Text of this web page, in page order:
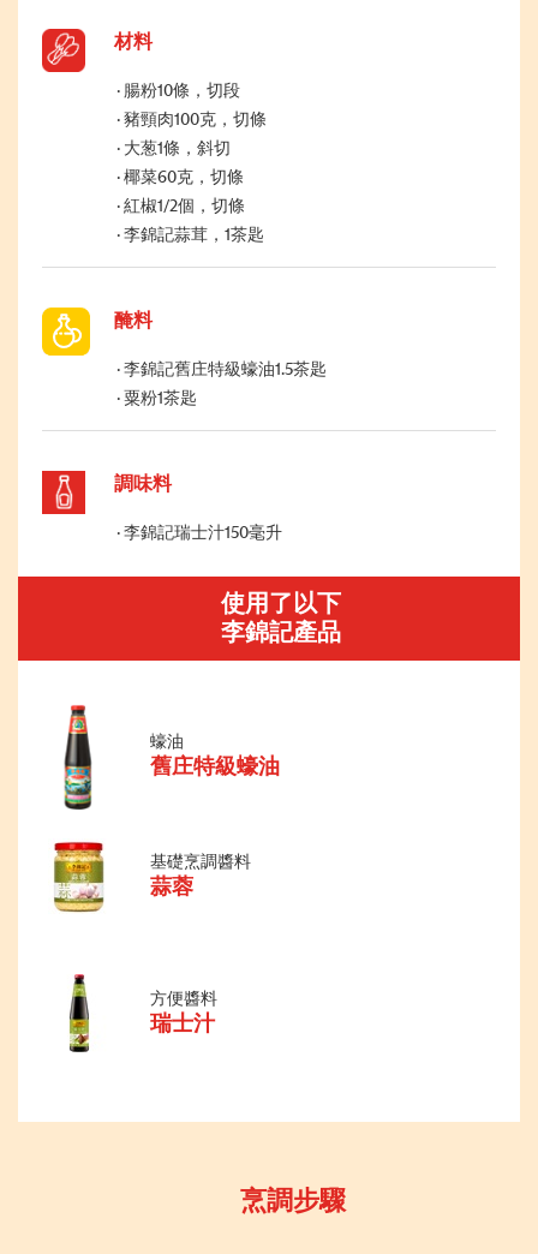
材料
腸粉10條，切段
豬頸肉100克，切條
大葱1條，斜切
椰菜60克，切條
紅椒1/2個，切條
李錦記蒜茸，1茶匙
醃料
李錦記舊庄特級蠔油1.5茶匙
粟粉1茶匙
調味料
李錦記瑞士汁150毫升
使用了以下
李錦記產品
蠔油
舊庄特級蠔油
基礎烹調醬料
蒜蓉
方便醬料
瑞士汁
烹調步驟